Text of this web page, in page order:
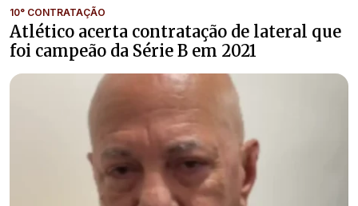
10° CONTRATAÇÃO
Atlético acerta contratação de lateral que
foi campeão da Série B em 2021